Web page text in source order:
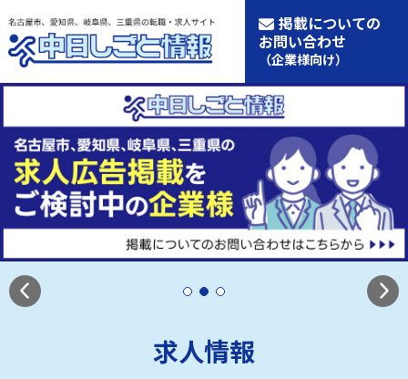
掲載についての
お問い合わせ
（企業様向け）
求人情報